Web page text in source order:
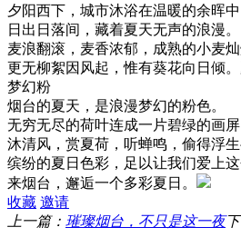
夕阳西下，城市沐浴在温暖的余晖
日出日落间，藏着夏天无声的浪漫。
麦浪翻滚，麦香浓郁，成熟的小麦
更无柳絮因风起，惟有葵花向日倾
梦幻粉
烟台的夏天，是浪漫梦幻的粉色。
无穷无尽的荷叶连成一片碧绿的画
沐清风，赏夏荷，听蝉鸣，偷得浮生
缤纷的夏日色彩，足以让我们爱上这
来烟台，邂逅一个多彩夏日。
收藏 邀请
上一篇： 璀璨烟台，不只是这一夜